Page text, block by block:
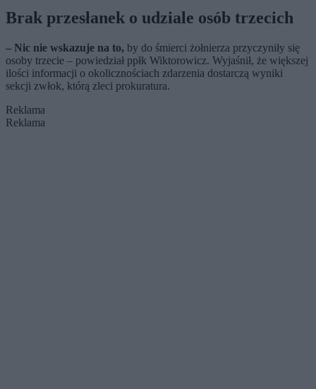
Brak przesłanek o udziale osób trzecich
– Nic nie wskazuje na to, by do śmierci żołnierza przyczyniły się
osoby trzecie – powiedział ppłk Wiktorowicz. Wyjaśnił, że większej
ilości informacji o okolicznościach zdarzenia dostarczą wyniki
sekcji zwłok, którą zleci prokuratura.
Reklama
Reklama